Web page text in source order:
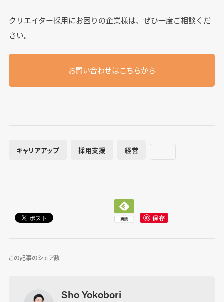
クリエイター採用にお困りの企業様は、ぜひ一度ご相談くだ
さい。
お問い合わせはこちらから
キャリアアップ 採用支援 経営
この記事のシェア数
Sho Yokobori